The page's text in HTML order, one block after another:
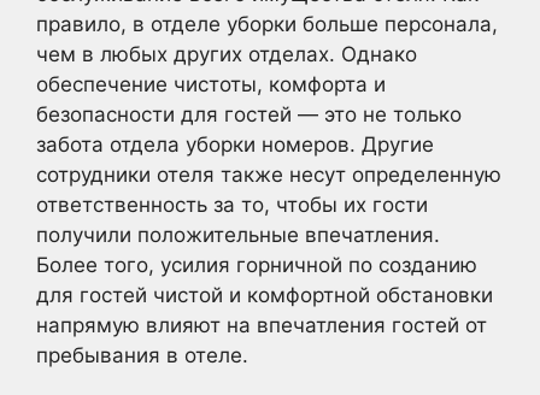
правило, в отделе уборки больше персонала,
чем в любых других отделах. Однако
обеспечение чистоты, комфорта и
безопасности для гостей — это не только
забота отдела уборки номеров. Другие
сотрудники отеля также несут определенную
ответственность за то, чтобы их гости
получили положительные впечатления.
Более того, усилия горничной по созданию
для гостей чистой и комфортной обстановки
напрямую влияют на впечатления гостей от
пребывания в отеле.